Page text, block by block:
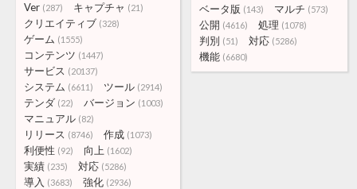
Ver (287) キャプチャ (21)
クリエイティブ (328)
ゲーム (1555)
コンテンツ (1447)
サービス (20137)
システム (6611) ツール (2914)
テンダ (22) バージョン (1003)
マニュアル (82)
リリース (8746) 作成 (1073)
利便性 (92) 向上 (1602)
実績 (235) 対応 (5286)
導入 (3683) 強化 (2936)
ベータ版 (143) マルチ (573)
公開 (4616) 処理 (1078)
判別 (51) 対応 (5286)
機能 (6680)